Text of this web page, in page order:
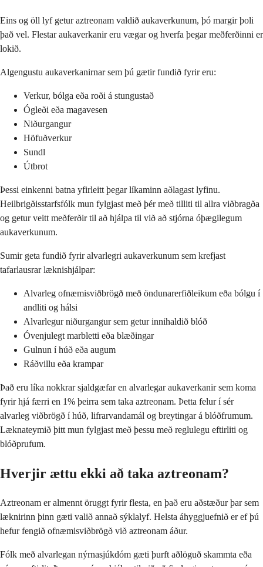
Eins og öll lyf getur aztreonam valdið aukaverkunum, þó margir þoli
það vel. Flestar aukaverkanir eru vægar og hverfa þegar meðferðinni er
lokið.
Algengustu aukaverkanirnar sem þú gætir fundið fyrir eru:
Verkur, bólga eða roði á stungustað
Ógleði eða magavesen
Niðurgangur
Höfuðverkur
Sundl
Útbrot
Þessi einkenni batna yfirleitt þegar líkaminn aðlagast lyfinu.
Heilbrigðisstarfsfólk mun fylgjast með þér með tilliti til allra viðbragða
og getur veitt meðferðir til að hjálpa til við að stjórna óþægilegum
aukaverkunum.
Sumir geta fundið fyrir alvarlegri aukaverkunum sem krefjast
tafarlausrar læknishjálpar:
Alvarleg ofnæmisviðbrögð með öndunarerfiðleikum eða bólgu í
andliti og hálsi
Alvarlegur niðurgangur sem getur innihaldið blóð
Óvenjulegt marbletti eða blæðingar
Gulnun í húð eða augum
Ráðvillu eða krampar
Það eru líka nokkrar sjaldgæfar en alvarlegar aukaverkanir sem koma
fyrir hjá færri en 1% þeirra sem taka aztreonam. Þetta felur í sér
alvarleg viðbrögð í húð, lifrarvandamál og breytingar á blóðfrumum.
Læknateymið þitt mun fylgjast með þessu með reglulegu eftirliti og
blóðprufum.
Hverjir ættu ekki að taka aztreonam?
Aztreonam er almennt öruggt fyrir flesta, en það eru aðstæður þar sem
læknirinn þinn gæti valið annað sýklalyf. Helsta áhyggjuefnið er ef þú
hefur fengið ofnæmisviðbrögð við aztreonam áður.
Fólk með alvarlegan nýrnasjúkdóm gæti þurft aðlöguð skammta eða